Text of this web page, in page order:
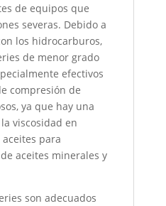
de equipos que
severas. Debido a
los hidrocarburos,
de menor grado
efectivos
compresión de
ya que hay una
viscosidad en
para
aceites minerales y
son adecuados